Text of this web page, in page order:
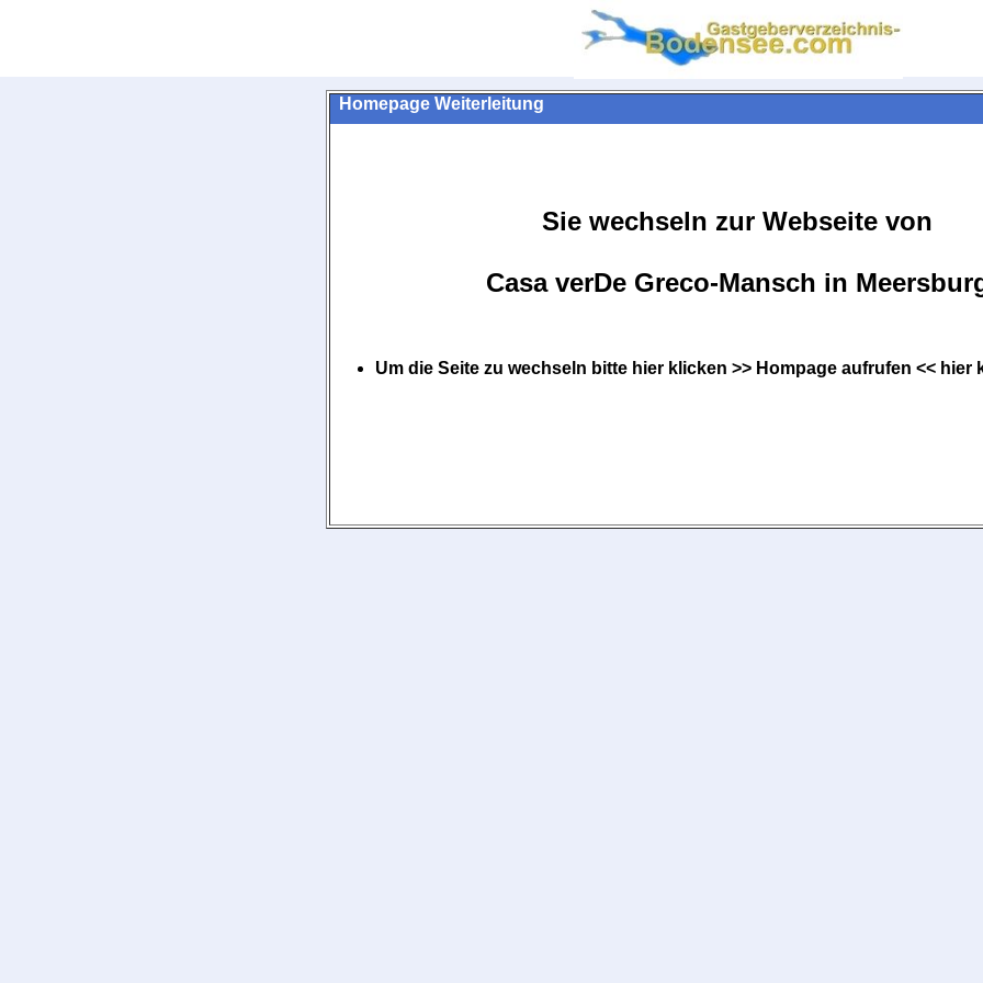
Homepage Weiterleitung
Sie wechseln zur Webseite von
Casa verDe Greco-Mansch in
Um die Seite zu wechseln bitte hier klicken >> Hompage aufrufen << hier